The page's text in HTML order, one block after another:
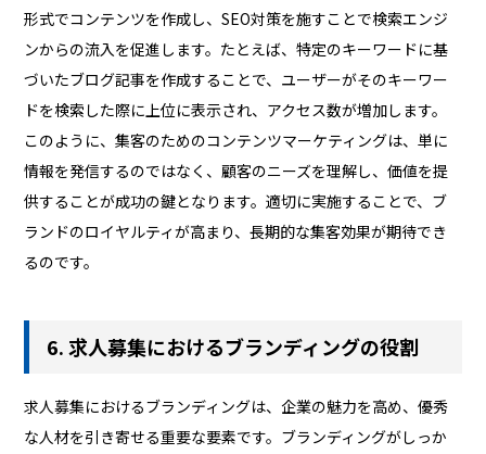
形式でコンテンツを作成し、SEO対策を施すことで検索エンジ
ンからの流入を促進します。たとえば、特定のキーワードに基
づいたブログ記事を作成することで、ユーザーがそのキーワー
ドを検索した際に上位に表示され、アクセス数が増加します。
このように、集客のためのコンテンツマーケティングは、単に
情報を発信するのではなく、顧客のニーズを理解し、価値を提
供することが成功の鍵となります。適切に実施することで、ブ
ランドのロイヤルティが高まり、長期的な集客効果が期待でき
るのです。
6. 求人募集におけるブランディングの役割
求人募集におけるブランディングは、企業の魅力を高め、優秀
な人材を引き寄せる重要な要素です。ブランディングがしっか